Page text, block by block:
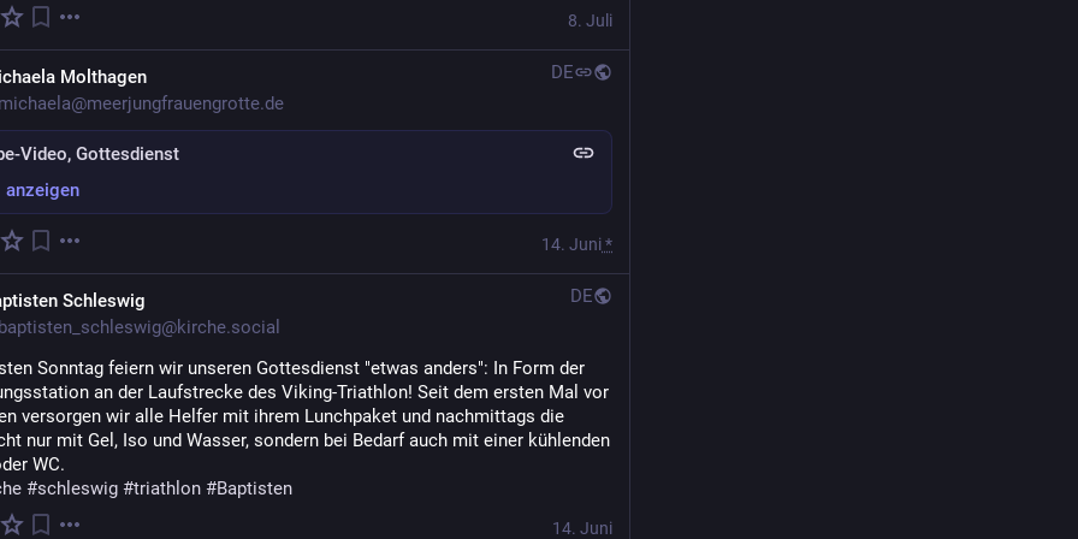
8. Juli
Molthagen
DE
Video, Gottesdienst
anzeigen
14. Juni*
Schleswig
DE
Sonntag feiern wir unseren Gottesdienst "etwas anders": In Form der
an der Laufstrecke des Viking-Triathlon! Seit dem ersten Mal vor
versorgen wir alle Helfer mit ihrem Lunchpaket und nachmittags die
nur mit Gel, Iso und Wasser, sondern bei Bedarf auch mit einer kühlenden
WC.
#schleswig #triathlon #Baptisten
14. Juni